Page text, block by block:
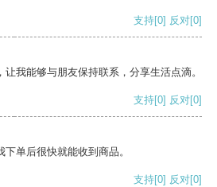
支持[0] 反对[0]
我能够与朋友保持联系，分享生活点滴。
支持[0] 反对[0]
单后很快就能收到商品。
支持[0] 反对[0]